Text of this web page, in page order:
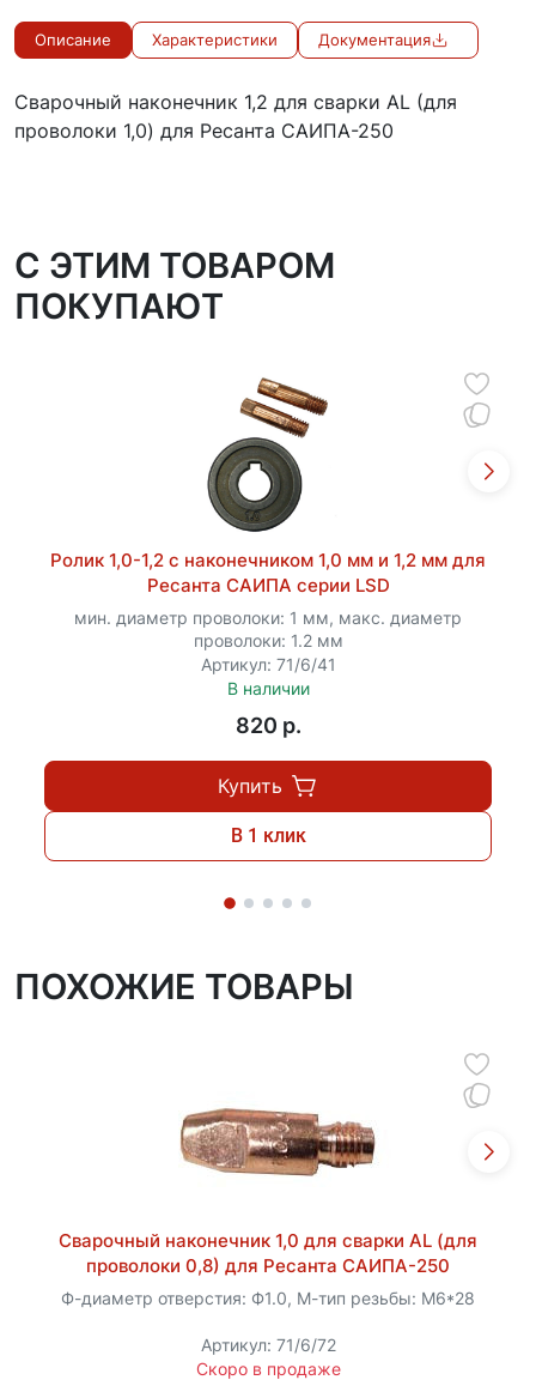
Описание Характеристики Документация
Сварочный наконечник 1,2 для сварки AL (для
проволоки 1,0) для Ресанта САИПА-250
C ЭТИМ ТОВАРОМ
ПОКУПАЮТ
Ролик 1,0-1,2 с наконечником 1,0 мм и 1,2 мм для
Ресанта САИПА серии LSD
мин. диаметр проволоки: 1 мм, макс. диаметр
проволоки: 1.2 мм
Артикул: 71/6/41
В наличии
820 p.
Купить
В 1 клик
ПОХОЖИЕ ТОВАРЫ
Сварочный наконечник 1,0 для сварки AL (для
проволоки 0,8) для Ресанта САИПА-250
Ф-диаметр отверстия: Ф1.0, М-тип резьбы: M6*28
Артикул: 71/6/72
Скоро в продаже